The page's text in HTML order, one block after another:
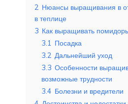
2 Нюансы выращивания в
в теплице
3 Как выращивать
3.1 Посадка
3.2 Дальнейший уход
3.3 Особенности
возможные трудности
3.4 Болезни и вредители